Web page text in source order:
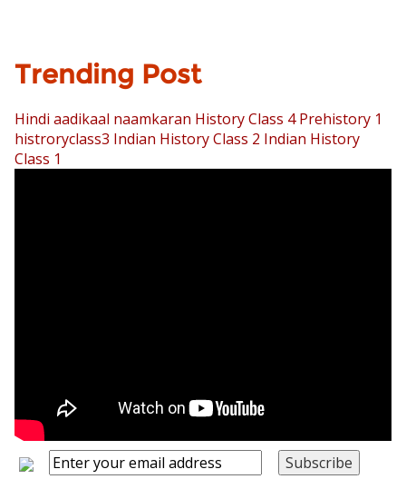
Trending Post
Hindi aadikaal naamkaran History Class 4 Prehistory 1
histroryclass3 Indian History Class 2 Indian History
Class 1